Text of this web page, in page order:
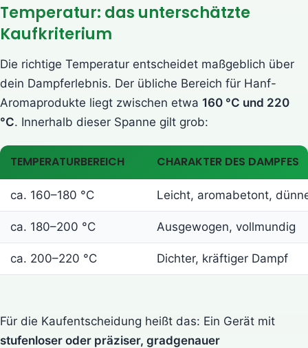
Temperatur: das unterschätzte
Kaufkriterium
Die richtige Temperatur entscheidet maßgeblich über
dein Dampferlebnis. Der übliche Bereich für Hanf-
Aromaprodukte liegt zwischen etwa 160 °C und 220
°C. Innerhalb dieser Spanne gilt grob:
TEMPERATURBEREICH CHARAKTER DES DAMPFES
ca. 160–180 °C Leicht, aromabetont,
ca. 180–200 °C Ausgewogen, vollmundig
ca. 200–220 °C Dichter, kräftiger Dampf
Für die Kaufentscheidung heißt das: Ein Gerät mit
stufenloser oder präziser, gradgenauer